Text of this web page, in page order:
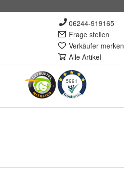
06244-919165
Frage stellen
Verkäufer merken
Alle Artikel
5991